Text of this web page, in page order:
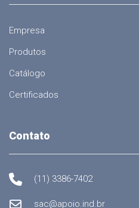
Empresa
Produtos
Catálogo
Certificados
Contato
(11) 3386-7402
sac@apoio.ind.br